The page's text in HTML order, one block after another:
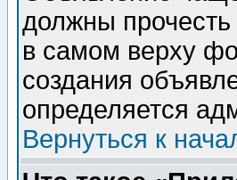
должны
в самом верху
создания
определяется
Вернуться к